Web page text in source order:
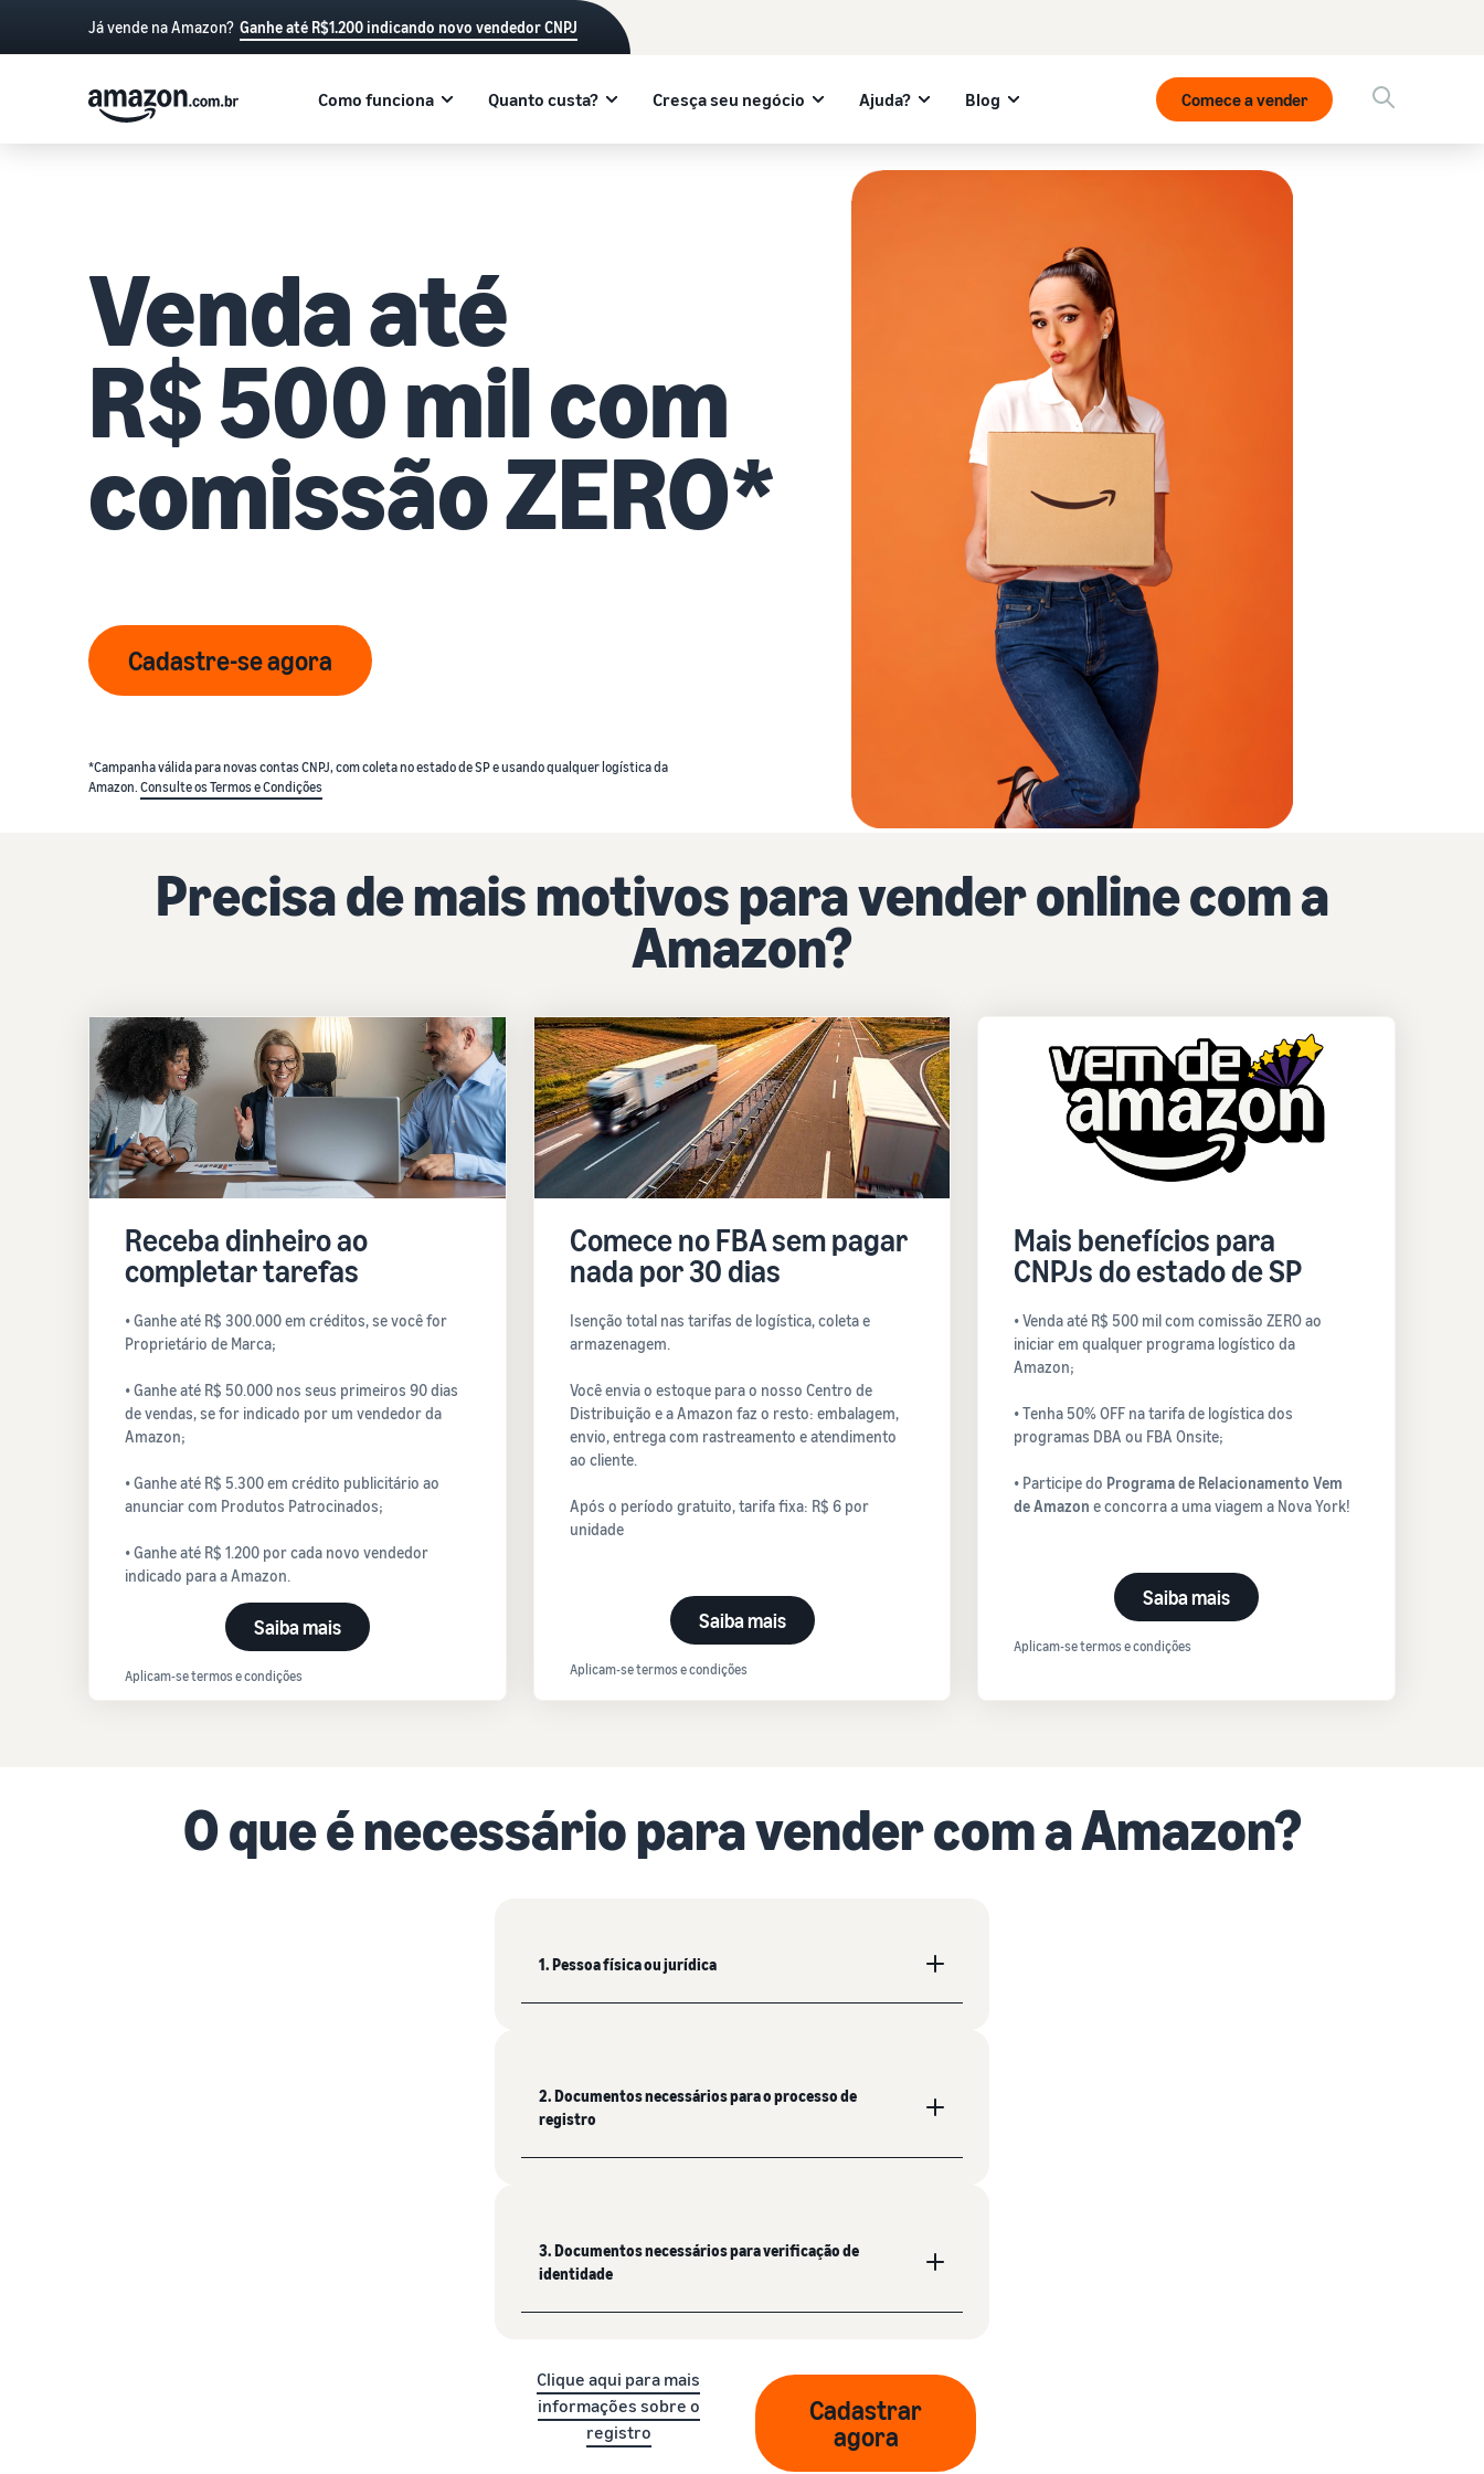
Já vende na Amazon? Ganhe até R$1.200 indicando novo vendedor CNPJ
Como funciona Quanto custa? Cresça seu negócio Ajuda? Blog Comece a vender
Venda até
R$ 500 mil com
comissão ZERO*
Cadastre-se agora
*Campanha válida para novas contas CNPJ, com coleta no estado de SP e usando qualquer logística da
Amazon. Consulte os Termos e Condições
Precisa de mais motivos para vender online com a
Amazon?
Receba dinheiro ao
completar tarefas
• Ganhe até R$ 300.000 em créditos, se você for
Proprietário de Marca;
• Ganhe até R$ 50.000 nos seus primeiros 90 dias
de vendas, se for indicado por um vendedor da
Amazon;
• Ganhe até R$ 5.300 em crédito publicitário ao
anunciar com Produtos Patrocinados;
• Ganhe até R$ 1.200 por cada novo vendedor
indicado para a Amazon.
Saiba mais
Aplicam-se termos e condições
Comece no FBA sem pagar
nada por 30 dias
Isenção total nas tarifas de logística, coleta e
armazenagem.
Você envia o estoque para o nosso Centro de
Distribuição e a Amazon faz o resto: embalagem,
envio, entrega com rastreamento e atendimento
ao cliente.
Após o período gratuito, tarifa fixa: R$ 6 por
unidade
Saiba mais
Aplicam-se termos e condições
Mais benefícios para
CNPJs do estado de SP
• Venda até R$ 500 mil com comissão ZERO ao
iniciar em qualquer programa logístico da
Amazon;
• Tenha 50% OFF na tarifa de logística dos
programas DBA ou FBA Onsite;
• Participe do Programa de Relacionamento Vem
de Amazon e concorra a uma viagem a Nova York!
Saiba mais
Aplicam-se termos e condições
O que é necessário para vender com a Amazon?
1. Pessoa física ou jurídica
2. Documentos necessários para o processo de
registro
3. Documentos necessários para verificação de
identidade
Clique aqui para mais
informações sobre o
registro
Cadastrar
agora